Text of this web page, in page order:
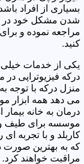
بسیاری از افراد
شدن مشکل خود در
مراجعه نموده و
کنید.
یکی از خدمات خیلی
درکه فیزیوتراپی
منزل درکه با توجه
می دهد همه ابزار
درمان به خانه
موسسه برای طیف
کاربلد و با تجربه
که به بهترین صورت
مراقبت خواهند کرد.